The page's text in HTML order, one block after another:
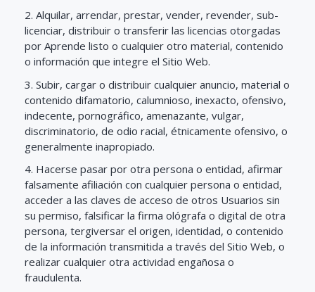
2. Alquilar, arrendar, prestar, vender, revender, sub-
licenciar, distribuir o transferir las licencias otorgadas
por Aprende listo o cualquier otro material, contenido
o información que integre el Sitio Web.
3. Subir, cargar o distribuir cualquier anuncio, material o
contenido difamatorio, calumnioso, inexacto, ofensivo,
indecente, pornográfico, amenazante, vulgar,
discriminatorio, de odio racial, étnicamente ofensivo, o
generalmente inapropiado.
4. Hacerse pasar por otra persona o entidad, afirmar
falsamente afiliación con cualquier persona o entidad,
acceder a las claves de acceso de otros Usuarios sin
su permiso, falsificar la firma ológrafa o digital de otra
persona, tergiversar el origen, identidad, o contenido
de la información transmitida a través del Sitio Web, o
realizar cualquier otra actividad engañosa o
fraudulenta.